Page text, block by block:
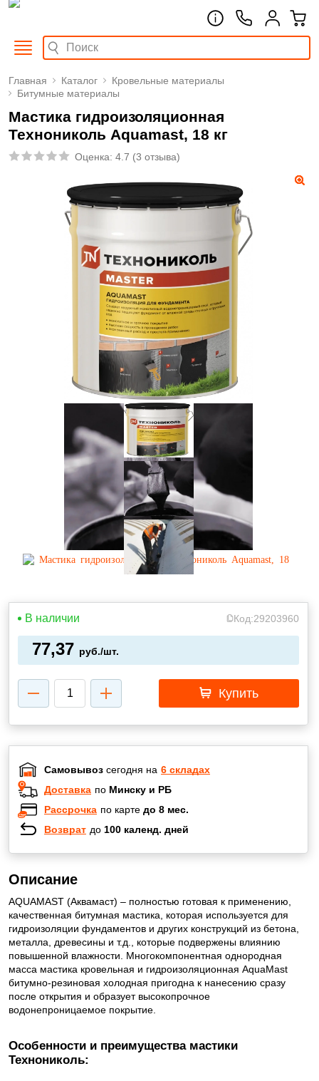
Главная Каталог
Кровельные материалы
Битумные материалы
Мастика гидроизоляционная
Технониколь Aquamast, 18 кг
Оценка: 4.7 (3 отзыва)
В наличии Код:29203960
77,37 руб./шт.
Купить
Самовывоз сегодня на 6 складах
Доставка по Минску и РБ
Рассрочка по карте до 8 мес.
Возврат до 100 календ. дней
Описание
AQUAMAST (Аквамаст) – полностью готовая к применению,
качественная битумная мастика, которая используется для
гидроизоляции фундаментов и других конструкций из бетона,
металла, древесины и т.д., которые подвержены влиянию
повышенной влажности. Многокомпонентная однородная
масса мастика кровельная и гидроизоляционная AquaMast
битумно-резиновая холодная пригодна к нанесению сразу
после открытия и образует высокопрочное
водонепроницаемое покрытие.
Особенности и преимущества мастики
Технониколь: